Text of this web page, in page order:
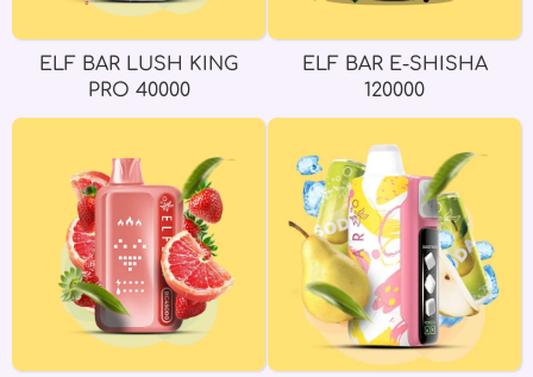
ELF BAR LUSH KING
PRO 40000
ELF BAR E-SHISHA
120000